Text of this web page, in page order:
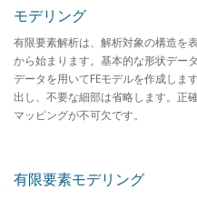
モデリング
有限要素解析は、解析対象の構造を
から始まります。基本的な形状デー
データを用いてFEモデルを作成しま
出し、不要な細部は省略します。正
マッピングが不可欠です。
有限要素モデリング